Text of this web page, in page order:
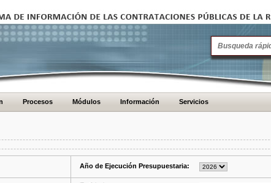
Procesos Módulos Información Servicios
Año de Ejecución Presupuestaria: